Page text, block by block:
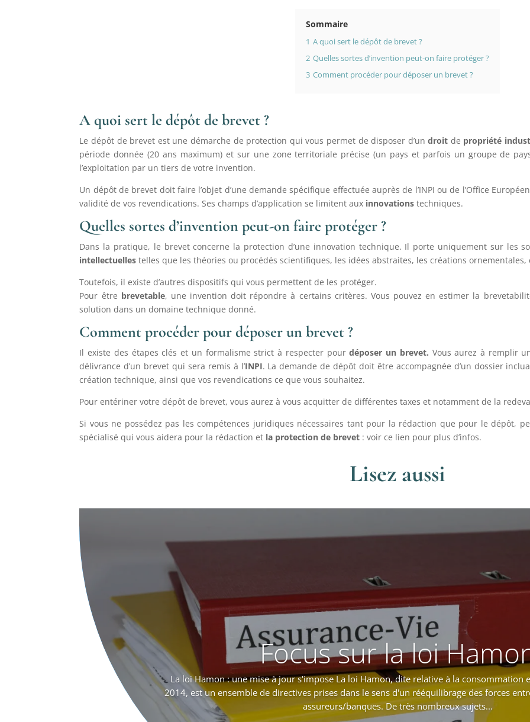
Sommaire
1 A quoi sert le dépôt de brevet ?
2 Quelles sortes d’invention peut-on faire protéger ?
3 Comment procéder pour déposer un brevet ?
A quoi sert le dépôt de brevet ?
Le dépôt de brevet est une démarche de protection qui vous permet de disposer d’undroit de propriété
période donnée (20 ans maximum) et sur une zone territoriale précise (un pays et parfois un groupe de
l’exploitation par un tiers de votre invention.
Un dépôt de brevet doit faire l’objet d’une demande spécifique effectuée auprès de l’INPI ou de l’Office
validité de vos revendications. Ses champs d’application se limitent aux innovations techniques.
Quelles sortes d’invention peut-on faire protéger ?
Dans la pratique, le brevet concerne la protection d’une innovation technique. Il porte uniquement sur les
intellectuelles telles que les théories ou procédés scientifiques, les idées abstraites, les créations
Toutefois, il existe d’autres dispositifs qui vous permettent de les protéger.
Pour être brevetable, une invention doit répondre à certains critères. Vous pouvez en estimer la
solution dans un domaine technique donné.
Comment procéder pour déposer un brevet ?
Il existe des étapes clés et un formalisme strict à respecter pourdéposer un brevet. Vous aurez à remplir
délivrance d’un brevet qui sera remis à l’INPI. La demande de dépôt doit être accompagnée d’un dossier
création technique, ainsi que vos revendications ce que vous souhaitez.
Pour entériner votre dépôt de brevet, vous aurez à vous acquitter de différentes taxes et notamment de la
Si vous ne possédez pas les compétences juridiques nécessaires tant pour la rédaction que pour le dépôt,
spécialisé qui vous aidera pour la rédaction et la protection de brevet : voir ce lien pour plus d’infos.
Lisez aussi
Focus sur la loi
La loi Hamon : une mise à jour s'impose La loi Hamon, dite relative à la consommation
2014, est un ensemble de directives prises dans le sens d'un rééquilibrage des forces
assureurs/banques. De très nombreux sujets...